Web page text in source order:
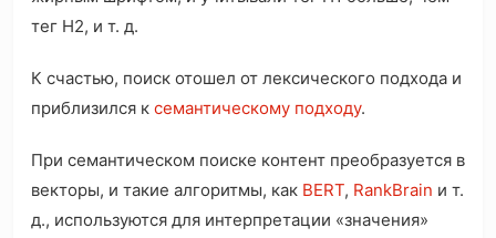
тег H2, и т. д.
К счастью, поиск отошел от лексического подхода и
приблизился к семантическому подходу.
При семантическом поиске контент преобразуется в
векторы, и такие алгоритмы, как BERT, RankBrain и т.
д., используются для интерпретации «значения»